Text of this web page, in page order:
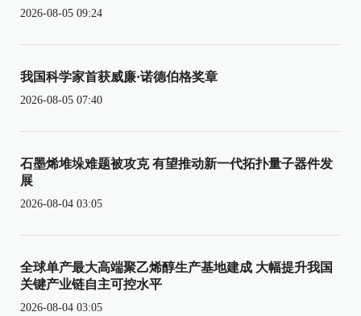
2026-08-05 09:24
我国科学家首获威廉·诺德伯格奖章
2026-08-05 07:40
石墨烯堆垛难题被攻克 有望推动新一代拓扑量子器件发
展
2026-08-04 03:05
全球单产最大高端聚乙烯醇生产基地建成 大幅提升我国
关键产业链自主可控水平
2026-08-04 03:05